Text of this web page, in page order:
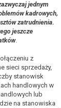
jednym
kadrowych,
zatrudnienia.
jeszcze
.
z
sieci sprzedaży,
stanowisk
handlowych w
lub
na stanowiska